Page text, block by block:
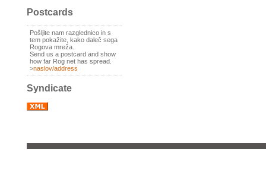
Postcards
Pošljite nam razglednico in s
tem pokažite, kako daleč sega
Rogova mreža.
Send us a postcard and show
how far Rog net has spread.
>naslov/address
Syndicate